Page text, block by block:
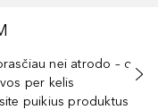
nei atrodo – o
per kelis
puikius produktus